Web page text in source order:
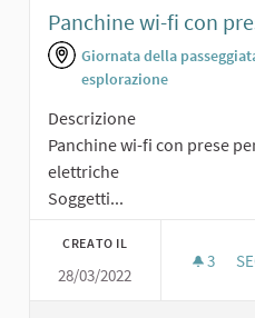
Panchine wi-fi con
Giornata della
esplorazione
Descrizione
Panchine wi-fi con prese
elettriche
Soggetti...
CREATO IL
28/03/2022
3 3